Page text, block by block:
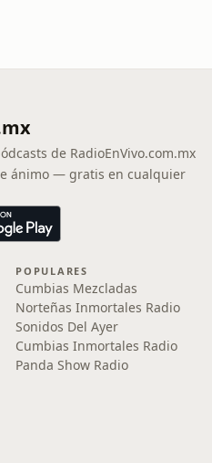
de RadioEnVivo.com.mx
ánimo — gratis en cualquier
POPULARES
Cumbias Mezcladas
Norteñas Inmortales Radio
Sonidos Del Ayer
Cumbias Inmortales Radio
Panda Show Radio